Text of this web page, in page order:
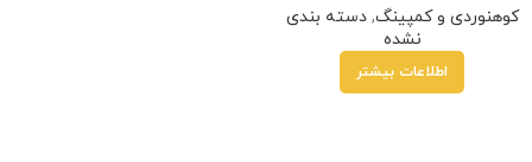
کوهنوردی و کمپینگ,دسته بندی
نشده
اطلاعات بیشتر